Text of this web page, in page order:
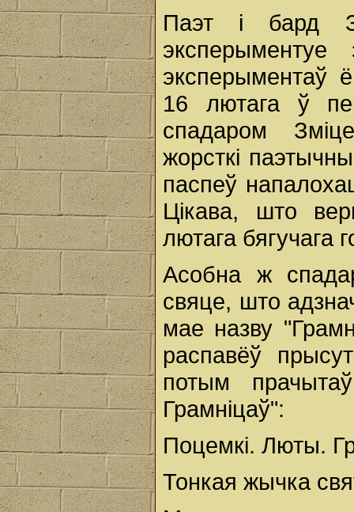
Паэт і бард
эксперыментаў
16 лютага ў
спадаром
жорсткі
паспеў
Цікава, што
лютага бягучага
Асобна ж
свяце, што
мае назву
распавёў
потым
Грамніцаў":
Поцемкі. Люты.
Тонкая жычка